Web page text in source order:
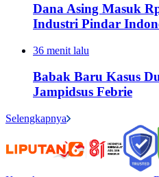
Dana Asing Masuk
Industri Pindar
36 menit lalu
Babak Baru Kasus
Jampidsus Febrie
Selengkapnya